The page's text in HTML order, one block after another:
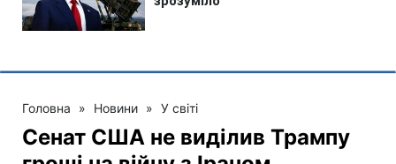
Головна » Новини » У світі
Сенат США не виділив Трампу